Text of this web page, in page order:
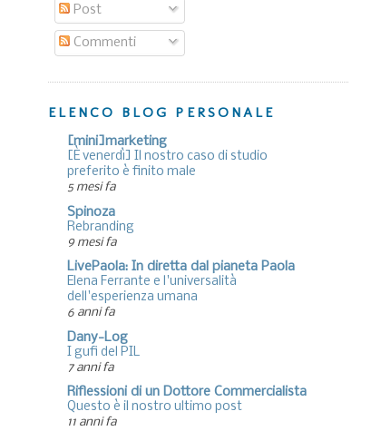
Post
Commenti
ELENCO BLOG PERSONALE
[mini]marketing
[È venerdì] Il nostro caso di studio
preferito è finito male
5 mesi fa
Spinoza
Rebranding
9 mesi fa
LivePaola: In diretta dal pianeta Paola
Elena Ferrante e l'universalità
dell'esperienza umana
6 anni fa
Dany-Log
I gufi del PIL
7 anni fa
Riflessioni di un Dottore Commercialista
Questo è il nostro ultimo post
11 anni fa